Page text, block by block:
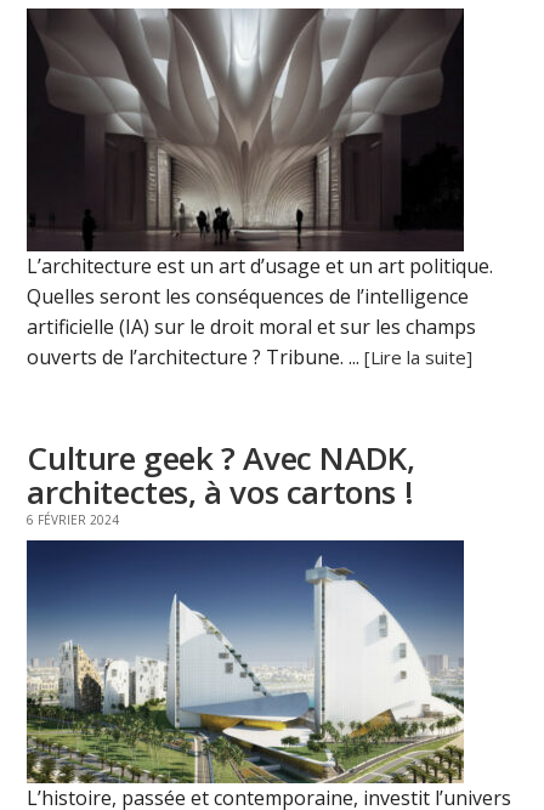
L’architecture est un art d’usage et un art politique.
Quelles seront les conséquences de l’intelligence
artificielle (IA) sur le droit moral et sur les champs
ouverts de l’architecture ? Tribune. ...[Lire la suite]
Culture geek ? Avec NADK,
architectes, à vos cartons !
6 FÉVRIER 2024
L’histoire, passée et contemporaine, investit l’univers